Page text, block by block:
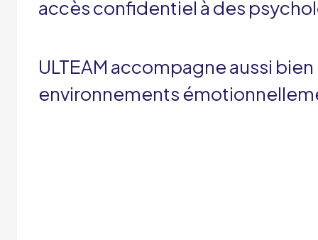
accès confidentiel à des
ULTEAM accompagne aussi
environnements